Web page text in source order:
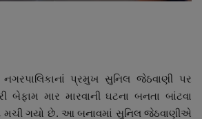
પ્રમુખ સુનિલ જેઠવાણી પર
માર મારવાની ઘટના બનતા બાંટવા
મચી ગયો છે. આ બનાવમાં સુનિલ જેઠવાણીએ